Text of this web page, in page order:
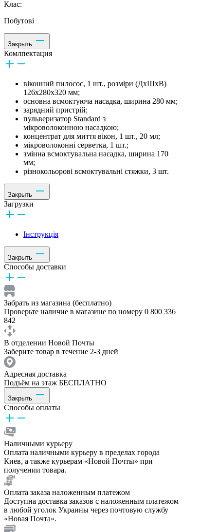
Клас:
Побутові
Закрыть
Комлпектация
віконний пилосос, 1 шт., розміри (ДхШхВ)
126x280x320 мм;
основна всмоктуюча насадка, ширина 280 мм;
зарядний пристрій;
пульверизатор Standard з
мікроволоконною насадкою;
концентрат для миття вікон, 1 шт., 20 мл;
мікроволоконні серветка, 1 шт.;
змінна всмоктувальна насадка, ширина 170
мм;
різнокольорові всмоктувальні стяжки, 3 шт.
Закрыть
Загрузки
Інструкція
Закрыть
Способы доставки
Забрать из магазина (бесплатно)
Проверьте наличие в магазине по номеру 0 800 336
842
В отделении Новой Почты
Заберите товар в течение 2-3 дней
Адресная доставка
Подъём на этаж БЕСПЛАТНО
Закрыть
Способы оплаты
Наличными курьеру
Оплата наличными курьеру в пределах города
Киев, а также курьерам «Новой Почты» при
получении товара.
Оплата заказа наложенным платежом
Доступна доставка заказов с наложенным платежом
в любой уголок Украины через почтовую службу
«Новая Почта».